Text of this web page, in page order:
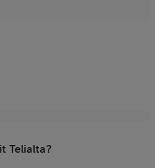
Telialta?